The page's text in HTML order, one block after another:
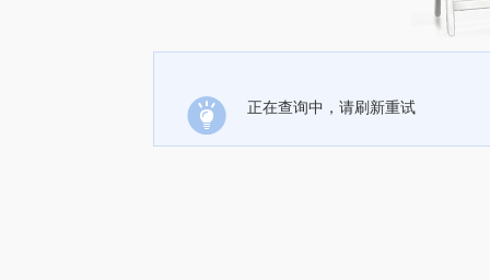
正在查询中，请刷新重试